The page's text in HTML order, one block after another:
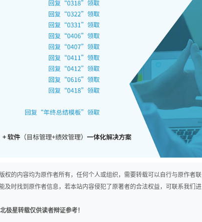
权的内容均为原作者所有，任何个人或组织，需要转载可以自行与原作者联
及时找到原作者信息，若本站内容侵犯了原著者的合法权益，可联系我们进
极星转载仅供读者辩证参考！